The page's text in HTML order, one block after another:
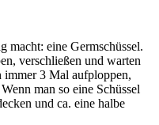
macht: eine Germschüssel.
verschließen und warten
immer 3 Mal aufploppen,
man so eine Schüssel
und ca. eine halbe